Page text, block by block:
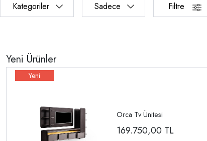
Kategoriler Sadece Filtre
Yeni Ürünler
Orca Tv Ünitesi
169.750,00 TL